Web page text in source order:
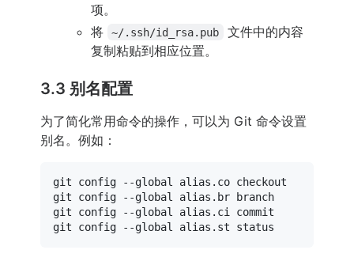
项。
将
~/.ssh/id_rsa.pub
文件中的内容
复制粘贴到相应位置。
3.3 别名配置
为了简化常用命令的操作，可以为 Git 命令设置
别名。例如：
git config --global alias.co checkout
git config --global alias.br branch
git config --global alias.ci commit